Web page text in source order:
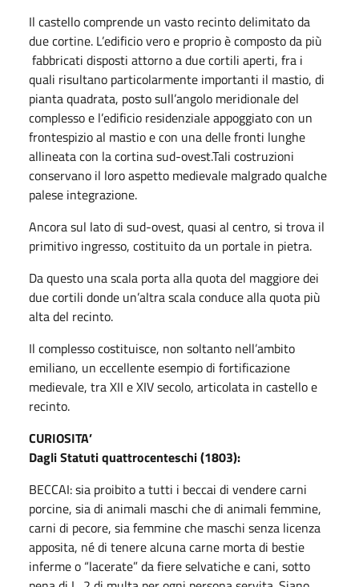
Il castello comprende un vasto recinto delimitato da
due cortine. L’edificio vero e proprio è composto da più
fabbricati disposti attorno a due cortili aperti, fra i
quali risultano particolarmente importanti il mastio, di
pianta quadrata, posto sull’angolo meridionale del
complesso e l’edificio residenziale appoggiato con un
frontespizio al mastio e con una delle fronti lunghe
allineata con la cortina sud-ovest.Tali costruzioni
conservano il loro aspetto medievale malgrado qualche
palese integrazione.
Ancora sul lato di sud-ovest, quasi al centro, si trova il
primitivo ingresso, costituito da un portale in pietra.
Da questo una scala porta alla quota del maggiore dei
due cortili donde un’altra scala conduce alla quota più
alta del recinto.
Il complesso costituisce, non soltanto nell’ambito
emiliano, un eccellente esempio di fortificazione
medievale, tra XII e XIV secolo, articolata in castello e
recinto.
CURIOSITA’
Dagli Statuti quattrocenteschi (1803):
BECCAI: sia proibito a tutti i beccai di vendere carni
porcine, sia di animali maschi che di animali femmine,
carni di pecore, sia femmine che maschi senza licenza
apposita, né di tenere alcuna carne morta di bestie
inferme o “lacerate” da fiere selvatiche e cani, sotto